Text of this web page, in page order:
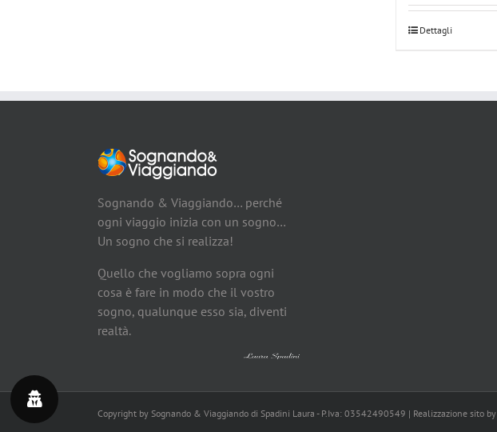
Dettagli
Sognando & Viaggiando… perché
ogni viaggio inizia con un sogno…
Un sogno che si realizza!
Quello che vogliamo sopra ogni
cosa è fare in modo che il vostro
sogno, qualunque esso sia, diventi
realtà.
Copyright by Sognando & Viaggiando di Spadini Laura - P.Iva: 03542490549 | Realizzazione sito by